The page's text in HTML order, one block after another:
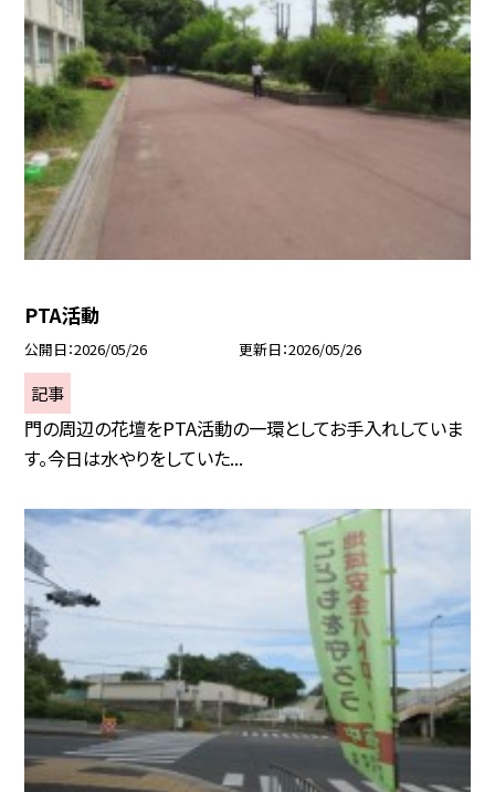
PTA活動
公開日 2026/05/26 更新日 2026/05/26
記事
門の周辺の花壇をPTA活動の一環としてお手入れしていま
す。今日は水やりをしていた...